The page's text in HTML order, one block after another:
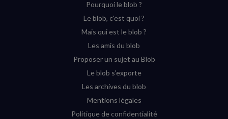
Instagram
(nouvelle
Facebook
(nouvelle
Pourquoi le blob ?
Le blob, c'est quoi ?
Mais qui est le blob ?
Les amis du blob
Proposer un sujet au Blob
Le blob s'exporte
Les archives du blob
Mentions légales
Politique de confidentialité